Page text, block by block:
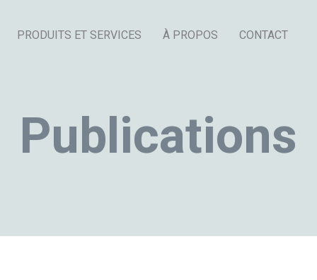
PRODUITS ET SERVICES À PROPOS CONTACT
Publications